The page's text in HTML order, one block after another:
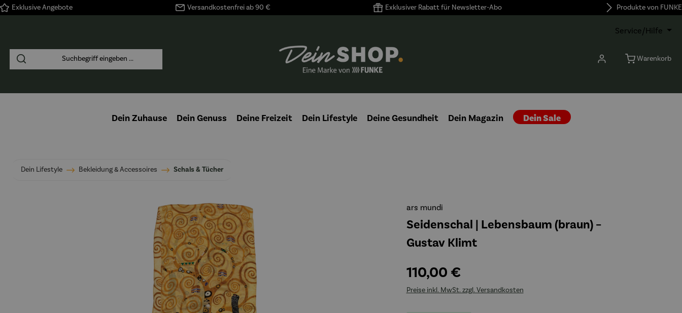
Zur Hauptnavigation springen
Exklusive Angebote Versandkostenfrei ab 90 € Exklusiver Rabatt für Newsletter-Abo Produkte von FUNKE
Service/Hilfe
Warenkorb
Dein Zuhause Dein Genuss Deine Freizeit Dein Lifestyle Deine Gesundheit Dein Magazin Dein Sale
Dein Lifestyle Bekleidung & Accessoires Schals & Tücher
ars mundi
Seidenschal | Lebensbaum (braun) –
Gustav Klimt
110,00 €
Preise inkl. MwSt. zzgl. Versandkosten